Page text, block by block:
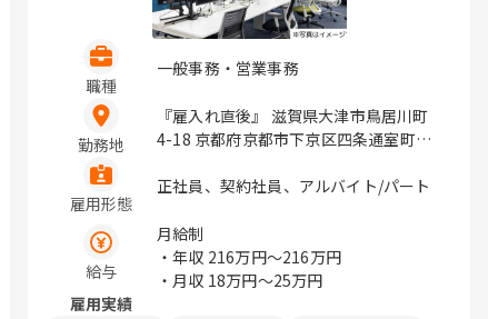
職種
一般事務・営業事務
勤務地
『雇入れ直後』 滋賀県大津市鳥居川町
4-18 京都府京都市下京区四条通室町東
古市3丁目23-23 兵庫県西脇市下戸田
雇用形態
正社員、契約社員、アルバイト/パート
給与
月給制
・年収 216万円〜216万円
・月収 18万円〜25万円
雇用実績